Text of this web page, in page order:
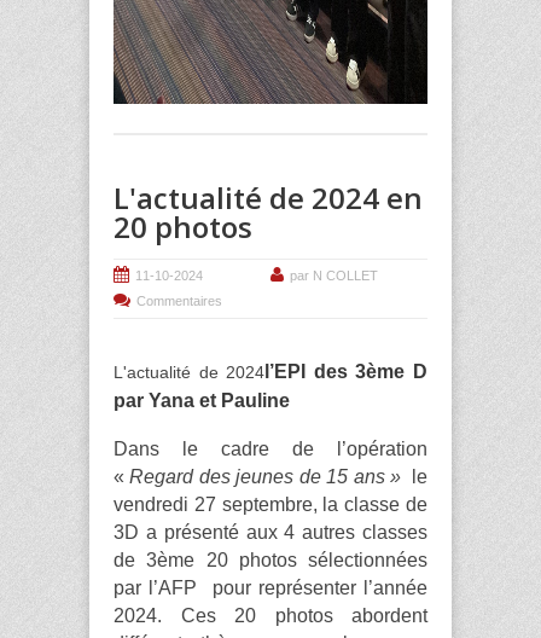
L'actualité de 2024 en
20 photos
11-10-2024
par N COLLET
Commentaires
L'actualité de 2024 l’EPI des 3ème D
par Yana et Pauline
Dans le cadre de l’opération
«Regard des jeunes de 15 ans » le
vendredi 27 septembre, la classe de
3D a présenté aux 4 autres classes
de 3ème 20 photos sélectionnées
par l’AFP pour représenter l’année
2024. Ces 20 photos abordent